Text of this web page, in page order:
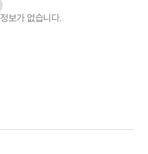
정보가 없습니다.